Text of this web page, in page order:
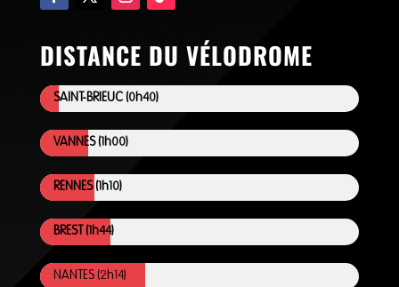
DISTANCE DU VÉLODROME
SAINT-BRIEUC (0h40)
VANNES (1h00)
RENNES (1h10)
BREST (1h44)
NANTES (2h14)